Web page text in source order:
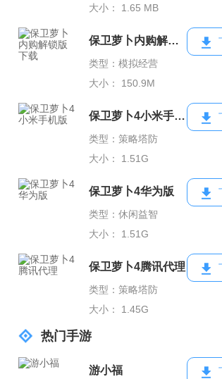
大小： 1.65 MB
保卫萝卜内购解锁版下载
类型：模拟经营
大小： 150.9M
保卫萝卜4小米手机版
类型：策略塔防
大小： 1.51G
保卫萝卜4华为版
类型：休闲益智
大小： 1.51G
保卫萝卜4腾讯代理
类型：策略塔防
大小： 1.45G
热门手游
游小福